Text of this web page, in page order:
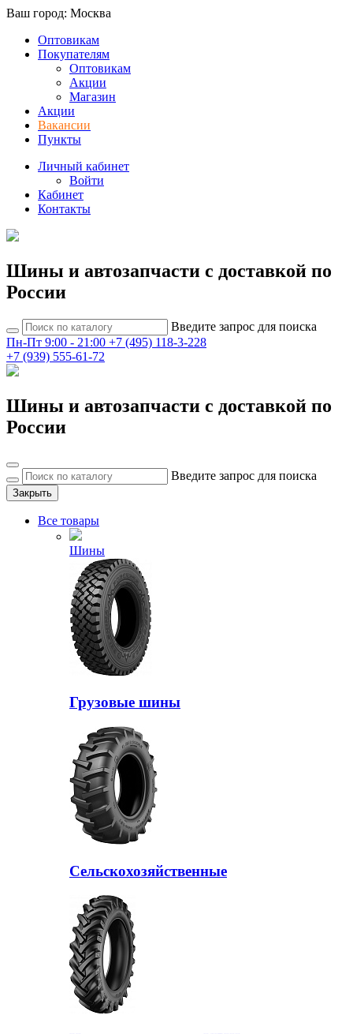
Ваш город: Москва
Оптовикам
Покупателям
Оптовикам
Акции
Магазин
Акции
Вакансии
Пункты
Личный кабинет
Войти
Кабинет
Контакты
Шины и автозапчасти с доставкой по
России
Введите запрос для поиска
Пн-Пт 9:00 - 21:00 +7 (495) 118-3-228
+7 (939) 555-61-72
Шины и автозапчасти с доставкой по
России
Введите запрос для поиска
Закрыть
Все товары
Шины
Грузовые шины
Сельскохозяйственные